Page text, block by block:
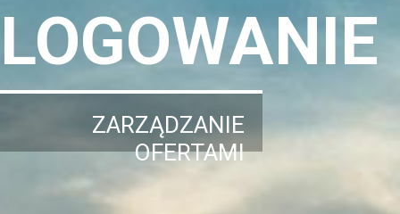
LOGOWANIE
ZARZĄDZANIE
OFERTAMI